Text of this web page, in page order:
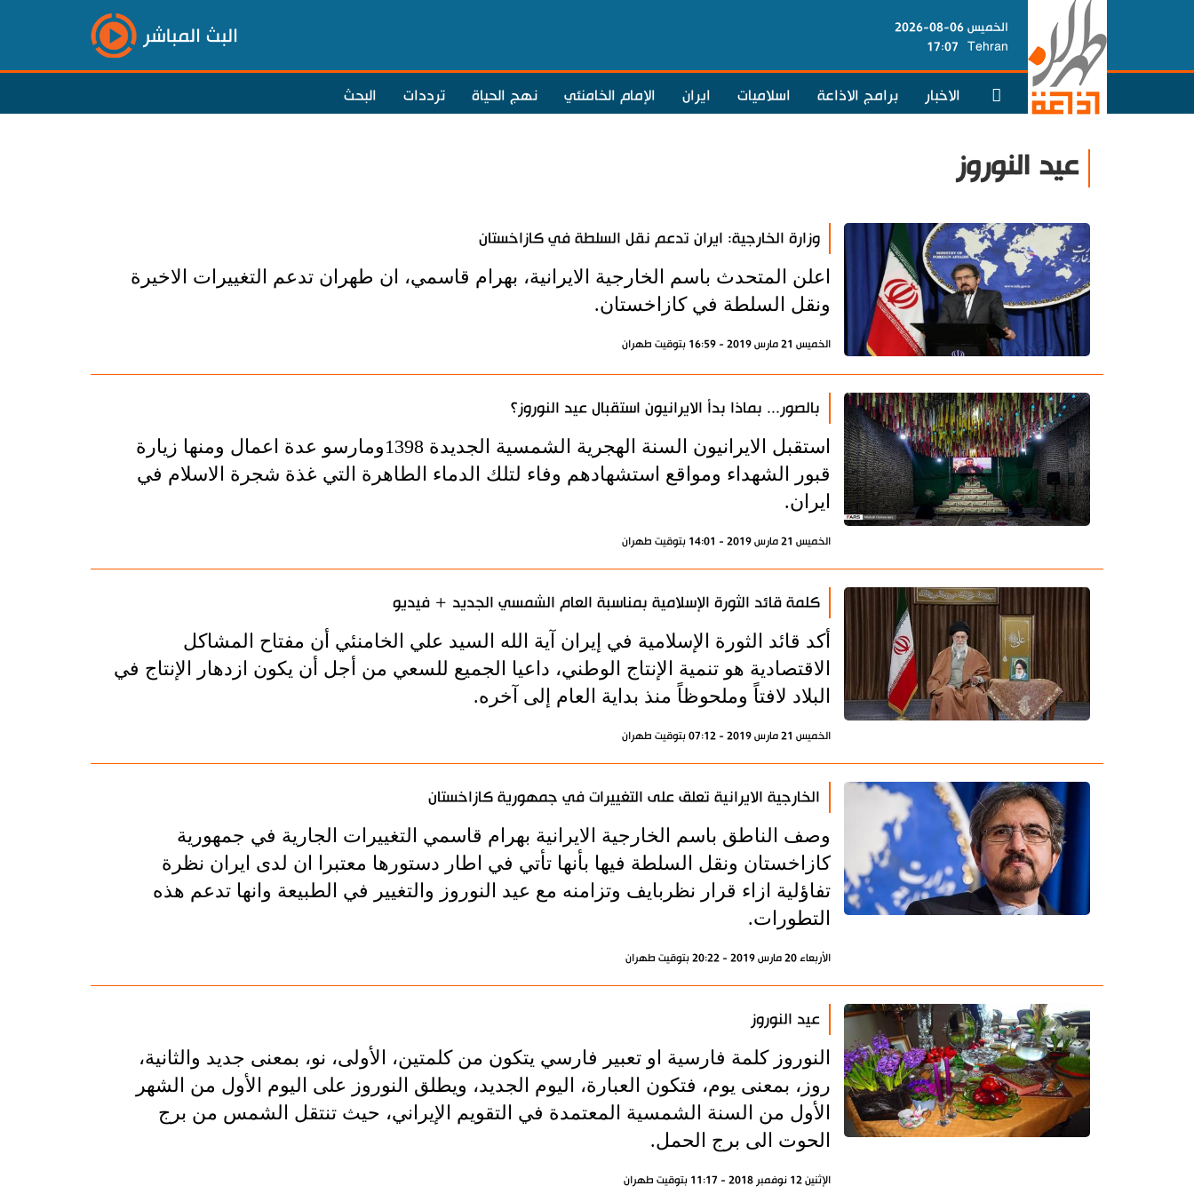
الخميس 06-08-2026
Tehran
17:07 البث المباشر
الاخبار برامج الاذاعة اسلاميات ايران الإمام الخامنئي نهج الحياة ترددات البحث
عيد النوروز
وزارة الخارجية: ايران تدعم نقل السلطة في كازاخستان
اعلن المتحدث باسم الخارجية الايرانية، بهرام قاسمي، ان طهران تدعم التغييرات الاخيرة
ونقل السلطة في كازاخستان.
الخميس 21 مارس 2019 - 16:59 بتوقيت طهران
بالصور... بماذا بدأ الايرانيون استقبال عيد النوروز؟
استقبل الايرانيون السنة الهجرية الشمسية الجديدة 1398ومارسو عدة اعمال ومنها زيارة
قبور الشهداء ومواقع استشهادهم وفاء لتلك الدماء الطاهرة التي غذة شجرة الاسلام في
ايران.
الخميس 21 مارس 2019 - 14:01 بتوقيت طهران
كلمة قائد الثورة الإسلامية بمناسبة العام الشمسي الجديد + فيديو
أكد قائد الثورة الإسلامية في إيران آية الله السيد علي الخامنئي أن مفتاح المشاكل
الاقتصادية هو تنمية الإنتاج الوطني، داعيا الجميع للسعي من أجل أن يكون ازدهار الإنتاج في
البلاد لافتاً وملحوظاً منذ بداية العام إلى آخره.
الخميس 21 مارس 2019 - 07:12 بتوقيت طهران
الخارجية الايرانية تعلق على التغييرات في جمهورية كازاخستان
وصف الناطق باسم الخارجية الايرانية بهرام قاسمي التغييرات الجارية في جمهورية
كازاخستان ونقل السلطة فيها بأنها تأتي في اطار دستورها معتبرا ان لدی ايران نظرة
تفاؤلية ازاء قرار نظربايف وتزامنه مع عيد النوروز والتغيير في الطبيعة وانها تدعم هذه
التطورات.
الأربعاء 20 مارس 2019 - 20:22 بتوقيت طهران
عيد النوروز
النوروز كلمة فارسية او تعبير فارسي يتكون من كلمتين، الأولى، نو، بمعنى جديد والثانية،
روز، بمعنى يوم، فتكون العبارة، اليوم الجديد، ويطلق النوروز على اليوم الأول من الشهر
الأول من السنة الشمسية المعتمدة في التقويم الإيراني، حيث تنتقل الشمس من برج
الحوت الى برج الحمل.
الإثنين 12 نوفمبر 2018 - 11:17 بتوقيت طهران